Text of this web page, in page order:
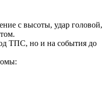
с высоты, удар головой,
ТПС, но и на события до